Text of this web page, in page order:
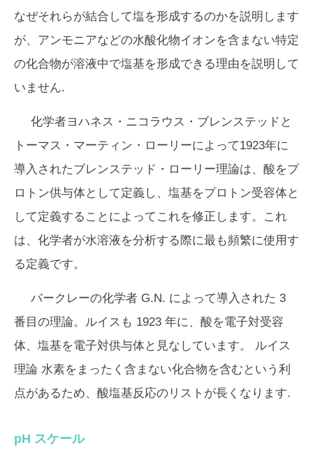
なぜそれらが結合して塩を形成するのかを説明します
が、アンモニアなどの水酸化物イオンを含まない特定
の化合物が溶液中で塩基を形成できる理由を説明して
いません.
化学者ヨハネス・ニコラウス・ブレンステッドと
トーマス・マーティン・ローリーによって1923年に
導入されたブレンステッド・ローリー理論は、酸をプ
ロトン供与体として定義し、塩基をプロトン受容体と
して定義することによってこれを修正します。これ
は、化学者が水溶液を分析する際に最も頻繁に使用す
る定義です。
バークレーの化学者 G.N. によって導入された 3
番目の理論。ルイスも 1923 年に、酸を電子対受容
体、塩基を電子対供与体と見なしています。 ルイス
理論 水素をまったく含まない化合物を含むという利
点があるため、酸塩基反応のリストが長くなります.
pH スケール